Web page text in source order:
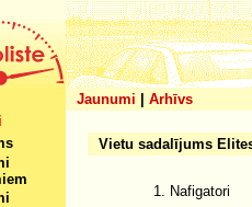
Jaunumi
Arhīvs
Vietu sadalījums
1. Nafigatori